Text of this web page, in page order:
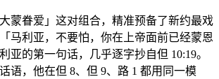
蒙眷爱」这对组合，精准预备了新约最戏
马利亚，不要怕，你在上帝面前已经蒙恩
亚的第一句话，几乎逐字抄自但 10:19。
语，他在但 8、但 9、路 1 都用同一模